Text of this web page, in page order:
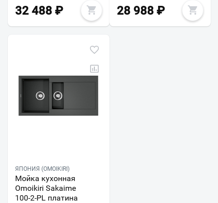
32 488 ₽ 28 988₽
ЯПОНИЯ (OMOIKIRI)
Мойка кухонная
Omoikiri Sakaime
100-2-PL платина